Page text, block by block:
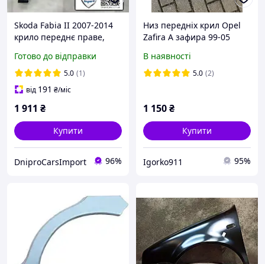
Skoda Fabia II 2007-2014
крило переднє праве,
Готово до відправки
5.0 (1)
від 191 ₴/міс
1 911 ₴
Купити
DniproCarsImport 96%
Низ передніх крил Opel
Zafira A зафира 99-05
В наявності
5.0 (2)
1 150₴
Купити
Igorko911 95%